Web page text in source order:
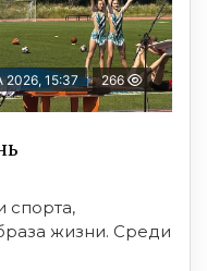
2026, 15:37 266
спорта,
жизни. Среди